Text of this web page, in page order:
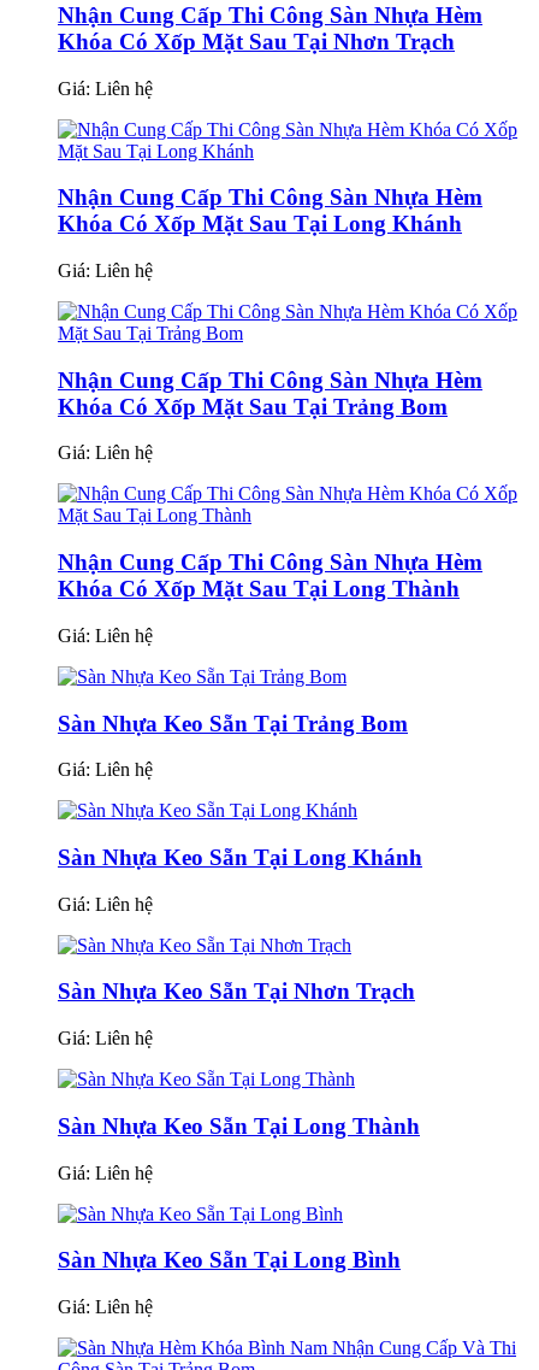
Nhận Cung Cấp Thi Công Sàn Nhựa Hèm
Khóa Có Xốp Mặt Sau Tại Nhơn Trạch
Giá: Liên hệ
Nhận Cung Cấp Thi Công Sàn Nhựa Hèm
Khóa Có Xốp Mặt Sau Tại Long Khánh
Giá: Liên hệ
Nhận Cung Cấp Thi Công Sàn Nhựa Hèm
Khóa Có Xốp Mặt Sau Tại Trảng Bom
Giá: Liên hệ
Nhận Cung Cấp Thi Công Sàn Nhựa Hèm
Khóa Có Xốp Mặt Sau Tại Long Thành
Giá: Liên hệ
Sàn Nhựa Keo Sẵn Tại Trảng Bom
Giá: Liên hệ
Sàn Nhựa Keo Sẵn Tại Long Khánh
Giá: Liên hệ
Sàn Nhựa Keo Sẵn Tại Nhơn Trạch
Giá: Liên hệ
Sàn Nhựa Keo Sẵn Tại Long Thành
Giá: Liên hệ
Sàn Nhựa Keo Sẵn Tại Long Bình
Giá: Liên hệ